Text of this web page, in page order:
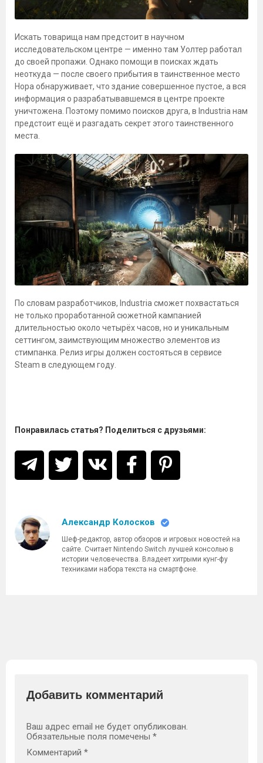
Искать товарища нам предстоит в научном
исследовательском центре — именно там Уолтер работал
до своей пропажи. Однако помощи в поисках ждать
неоткуда — после своего прибытия в таинственное место
Нора обнаруживает, что здание совершенное пустое, а вся
информация о разрабатывавшемся в центре проекте
уничтожена. Поэтому помимо поисков друга, в Industria нам
предстоит ещё и разгадать секрет этого таинственного
места.
По словам разработчиков, Industria сможет похвастаться
не только проработанной сюжетной кампанией
длительностью около четырёх часов, но и уникальным
сеттингом, заимствующим множество элементов из
стимпанка. Релиз игры должен состояться в сервисе
Steam в следующем году.
Понравилась статья? Поделиться с друзьями:
Александр Колосков
Шеф-редактор, автор обзоров и игровых новостей на
сайте. Считает Nintendo Switch лучшей консолью в
истории человечества. Владеет хитрыми кунг-фу
техниками набора текста на смартфоне.
Добавить комментарий
Ваш адрес email не будет опубликован.
Обязательные поля помечены *
Комментарий *